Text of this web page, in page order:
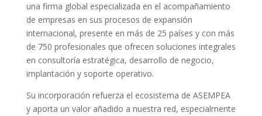
una firma global especializada en el acompañamiento
de empresas en sus procesos de expansión
internacional, presente en más de 25 países y con más
de 750 profesionales que ofrecen soluciones integrales
en consultoría estratégica, desarrollo de negocio,
implantación y soporte operativo.
Su incorporación refuerza el ecosistema de ASEMPEA
y aporta un valor añadido a nuestra red, especialmente